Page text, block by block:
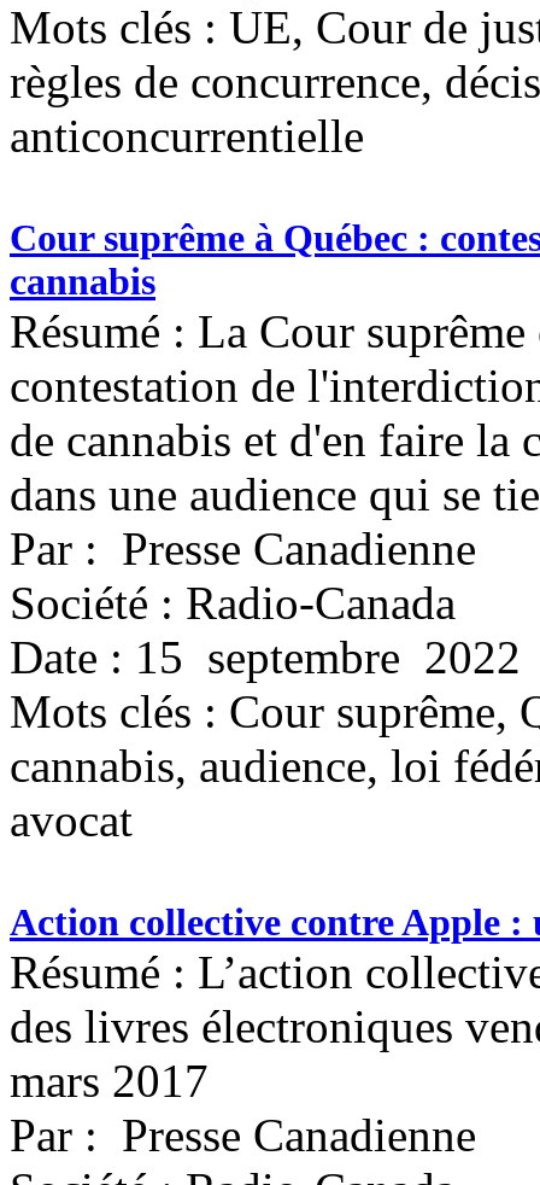
Mots clés : UE, Cour de
règles de concurrence,
anticoncurrentielle
Cour suprême à Québec :
cannabis
Résumé : La Cour
contestation de
de cannabis et d'en faire la
dans une audience qui se
Par : Presse Canadienne
Société : Radio-Canada
Date : 15 septembre 2022
Mots clés : Cour suprême,
cannabis, audience, loi
avocat
Action collective contre Apple :
Résumé : L’action
des livres électroniques
mars 2017
Par : Presse Canadienne